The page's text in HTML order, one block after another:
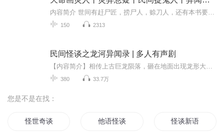
150 2313
民间怪谈之龙河异闻录 | 多人有声剧
380 33.7万
您是不是在找：
怪世奇谈 他语怪谈 怪谈新语